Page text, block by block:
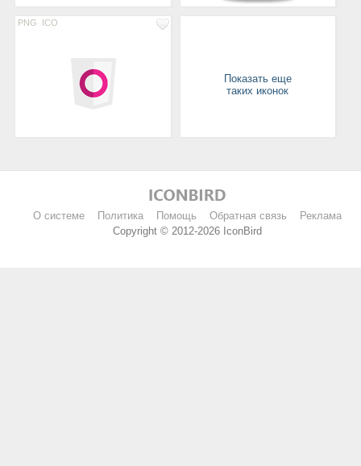
PNG ICO
Показать еще
таких иконок
О системе Политика Помощь Обратная связь
Реклама
Copyright © 2012-2026 IconBird